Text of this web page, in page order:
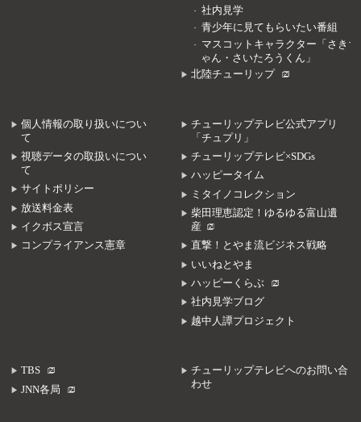
社内見学
青少年に見てもらいたい番組
マスコットキャラクター「さきち
ゃん・さいたろうくん」
北陸チューリップ
個人情報の取り扱いについ
て
視聴データの取扱いについ
て
サイトポリシー
放送料金表
イクボス宣言
コンプライアンス憲章
チューリップテレビ公式アプリ
「チュプリ」
チューリップテレビ×SDGs
ハッピータイム
ミタイノコレクション
柴田理恵認定！ゆるゆる富山遺
産
直撃！とやま流ビジネス戦略
いいねとやま
ハッピーくらぶ
社内見学ブログ
越中人譚プロジェクト
TBS
JNN各局
チューリップテレビへのお問い合
わせ